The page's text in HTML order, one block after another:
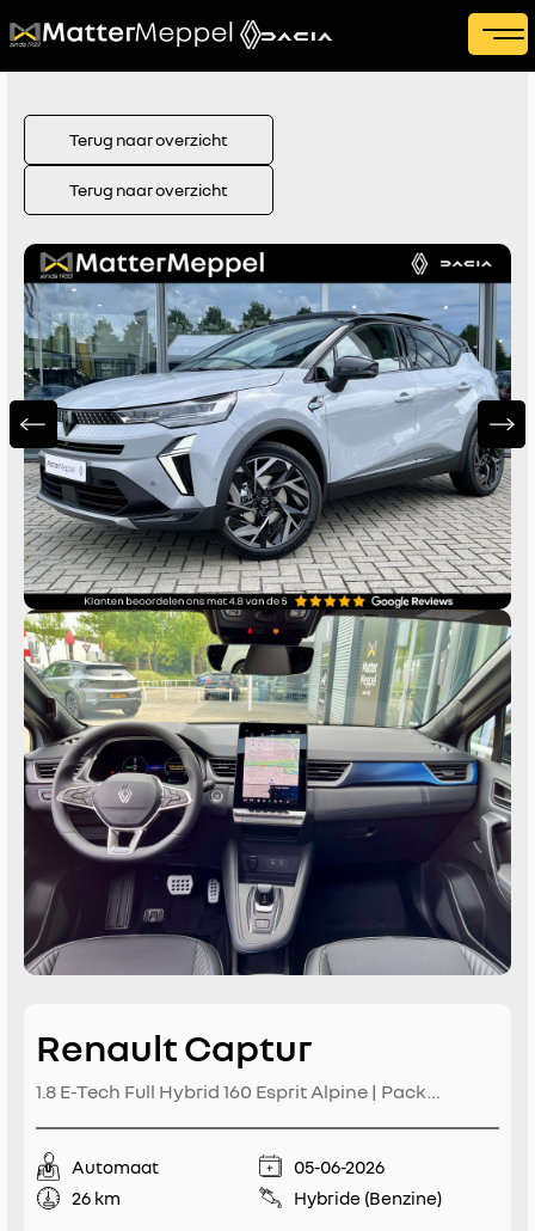
Terug naar overzicht
Terug naar overzicht
Renault Captur
1.8 E-Tech Full Hybrid 160 Esprit Alpine | Pack
Panoramadak | Stoel+Stuur+Voorruitverwarming |
360° Camera | Navigatie | Apple CarPlay/Android
Auto | Blindspot | VOL!
Automaat
05-06-2026
26 km
Hybride (Benzine)